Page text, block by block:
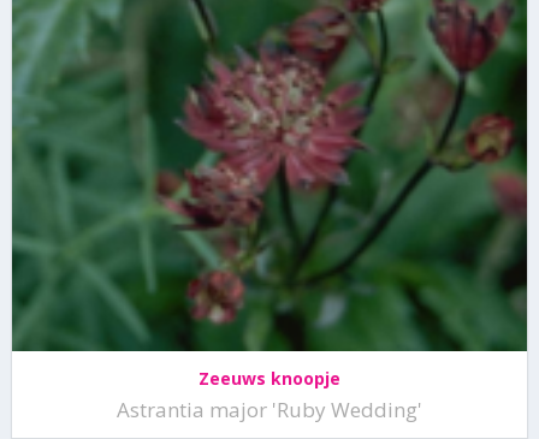
Zeeuws knoopje
Astrantia major 'Ruby Wedding'